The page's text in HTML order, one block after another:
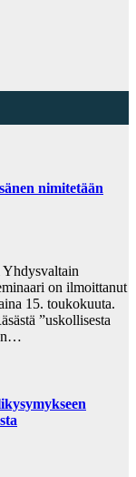
nimitetään
Yhdysvaltain
on ilmoittanut
15. toukokuuta.
”uskollisesta